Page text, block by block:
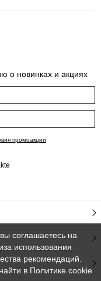
о новинках и акциях
промоакции
соглашаетесь на
использования
рекомендаций.
в Политике cookie